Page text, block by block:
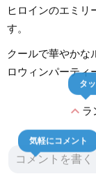
ヒロインのエミリ
す。
クールで華やかな
ロウィンパーティ
expand_lessラ
タ
気軽にコメント